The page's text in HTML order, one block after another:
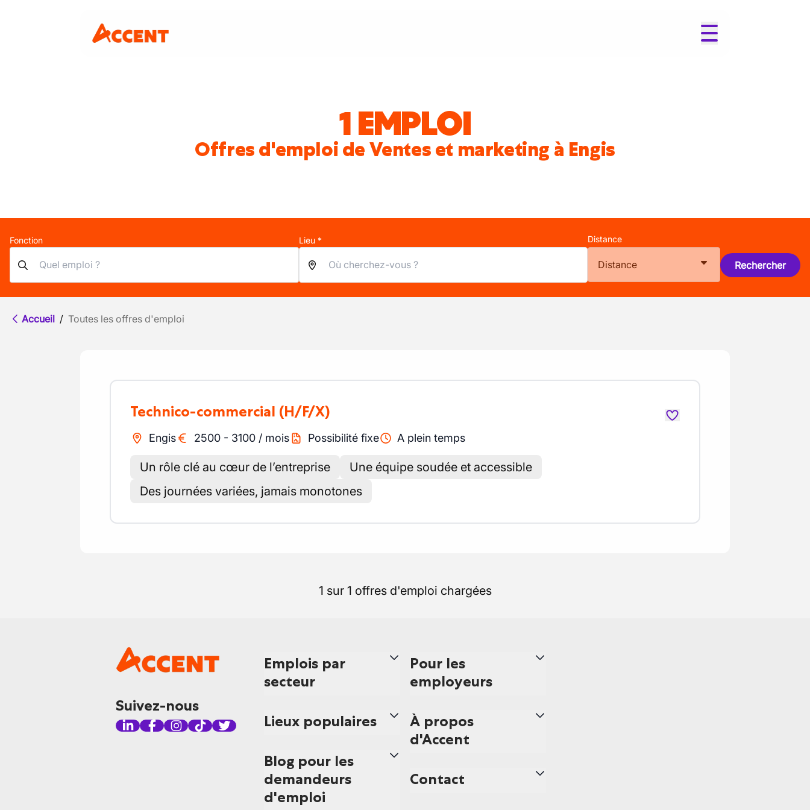
1 EMPLOI
Offres d'emploi de Ventes et marketing à Engis
Fonction Lieu * Distance
Distance Rechercher
Accueil / Toutes les offres d'emploi
Technico-commercial (H/F/X)
Engis 2500 - 3100 / mois Possibilité fixe A plein temps
Un rôle clé au cœur de l’entreprise
Une équipe soudée et accessible
Des journées variées, jamais monotones
1 sur 1 offres d'emploi chargées
Suivez-nous
Emplois par
secteur
Lieux populaires
Blog pour les
demandeurs
d'emploi
Pour les
employeurs
À propos
d'Accent
Contact